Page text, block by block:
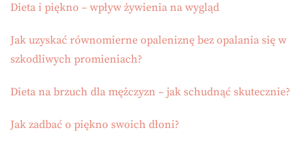
Dieta i piękno – wpływ żywienia na wygląd
Jak uzyskać równomierne opaleniznę bez opalania się w
szkodliwych promieniach?
Dieta na brzuch dla mężczyzn – jak schudnąć skutecznie?
Jak zadbać o piękno swoich dłoni?